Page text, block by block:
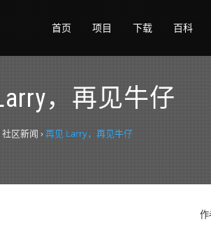
首页 项目 下载 百科
，再见牛仔
社区新闻›再见 Larry，再见牛仔
作